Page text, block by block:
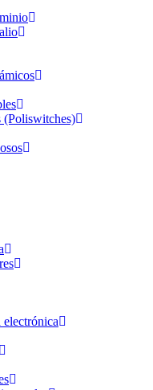
(Poliswitches)
electrónica